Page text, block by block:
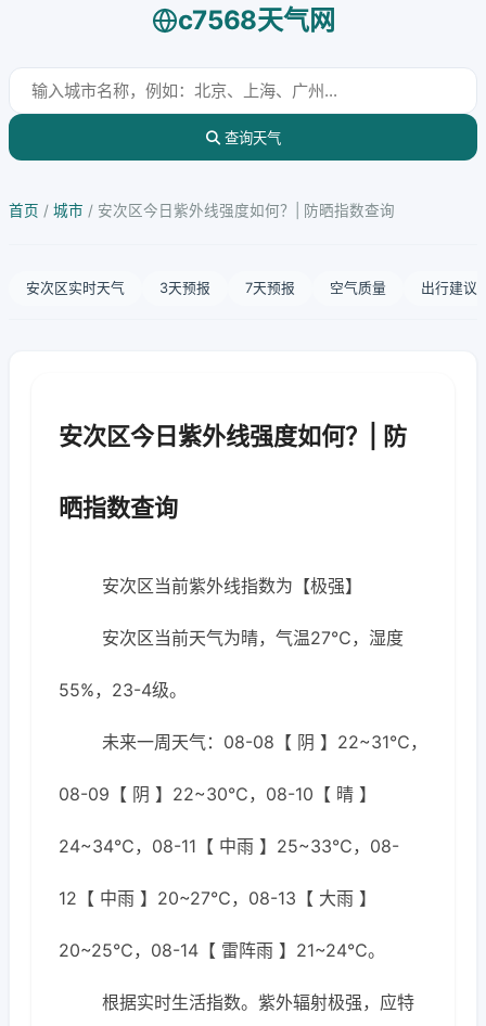
c7568天气网
查询天气
首页 / 城市 / 安次区今日紫外线强度如何？| 防晒指数查询
安次区实时天气 3天预报 7天预报 空气质量 出行建议
安次区今日紫外线强度如何？| 防
晒指数查询
安次区当前紫外线指数为【极强】
安次区当前天气为晴，气温27℃，湿度
55%，23-4级。
未来一周天气：08-08【 阴 】22~31℃，
08-09【 阴 】22~30℃，08-10【 晴 】
24~34℃，08-11【 中雨 】25~33℃，08-
12【 中雨 】20~27℃，08-13【 大雨 】
20~25℃，08-14【 雷阵雨 】21~24℃。
根据实时生活指数。紫外辐射极强，应特